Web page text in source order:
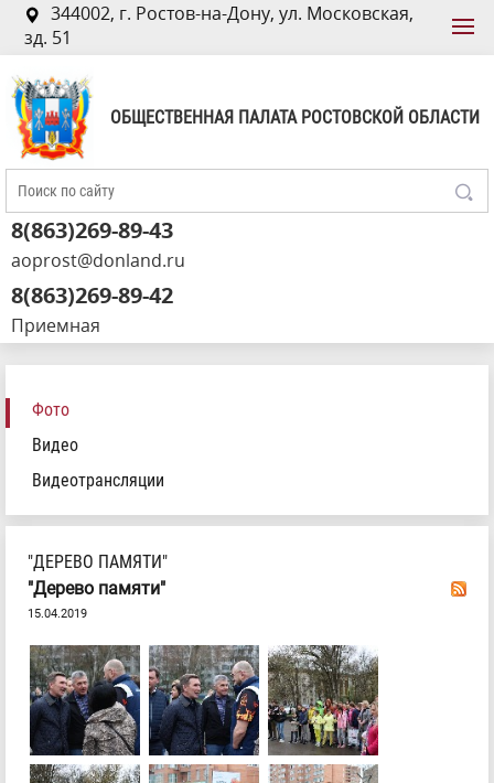
344002, г. Ростов-на-Дону, ул. Московская,
зд. 51
ОБЩЕСТВЕННАЯ ПАЛАТА РОСТОВСКОЙ ОБЛАСТИ
8(863)269-89-43
aoprost@donland.ru
8(863)269-89-42
Приемная
Фото
Видео
Видеотрансляции
"ДЕРЕВО ПАМЯТИ"
"Дерево памяти"
15.04.2019